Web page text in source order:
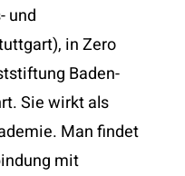
und
in Zero
Baden-
Sie wirkt als
Man findet
mit